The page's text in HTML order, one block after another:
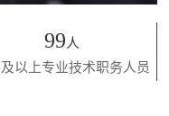
99 人
以上专业技术职务人员